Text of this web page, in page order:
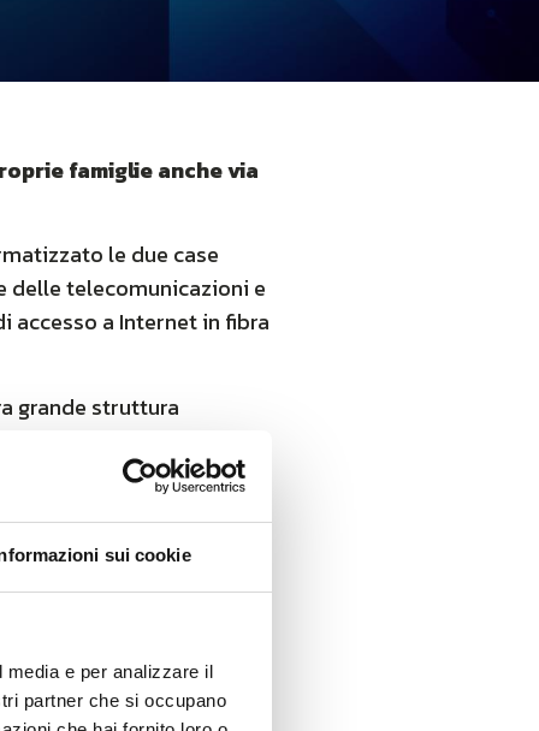
sui cookie
e per analizzare il
partner che si occupano
famiglie anche via
le due case
delle telecomunicazioni e
a Internet in fibra
grande struttura
con le proprie
wireless disponibili,
strutture carcerarie